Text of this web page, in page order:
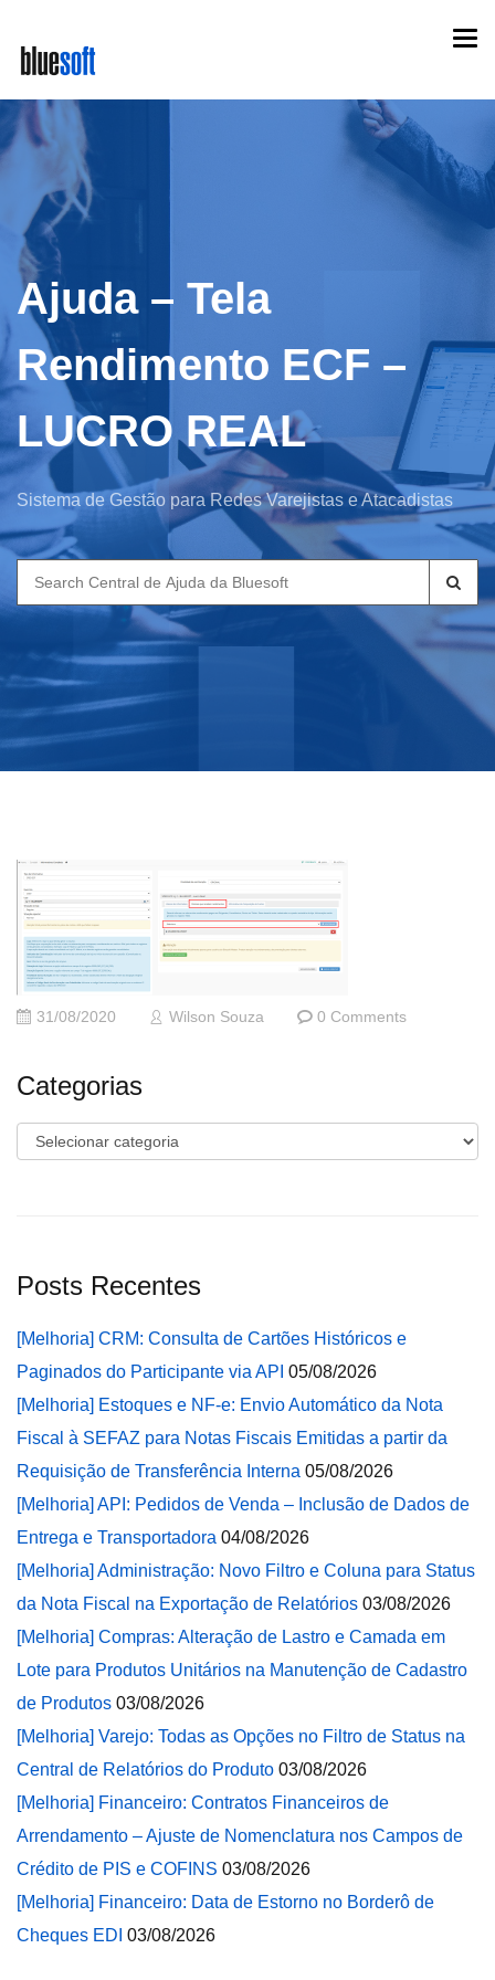
main
content
Ajuda – Tela
Rendimento ECF –
LUCRO REAL
Sistema de Gestão para Redes Varejistas e Atacadistas
Search
for:
31/08/2020 Wilson Souza 0 Comments
Categorias
Categorias
Posts Recentes
[Melhoria] CRM: Consulta de Cartões Históricos e
Paginados do Participante via API 05/08/2026
[Melhoria] Estoques e NF-e: Envio Automático da Nota
Fiscal à SEFAZ para Notas Fiscais Emitidas a partir da
Requisição de Transferência Interna 05/08/2026
[Melhoria] API: Pedidos de Venda – Inclusão de Dados de
Entrega e Transportadora 04/08/2026
[Melhoria] Administração: Novo Filtro e Coluna para Status
da Nota Fiscal na Exportação de Relatórios 03/08/2026
[Melhoria] Compras: Alteração de Lastro e Camada em
Lote para Produtos Unitários na Manutenção de Cadastro
de Produtos 03/08/2026
[Melhoria] Varejo: Todas as Opções no Filtro de Status na
Central de Relatórios do Produto 03/08/2026
[Melhoria] Financeiro: Contratos Financeiros de
Arrendamento – Ajuste de Nomenclatura nos Campos de
Crédito de PIS e COFINS 03/08/2026
[Melhoria] Financeiro: Data de Estorno no Borderô de
Cheques EDI 03/08/2026